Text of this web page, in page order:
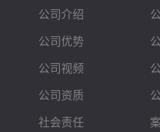
公司介绍
公司优势
公司视频
公司资质
社会责任